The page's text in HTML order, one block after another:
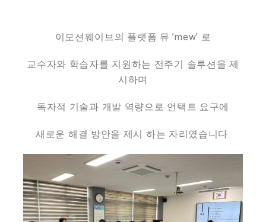
이모션웨이브의 플랫폼 뮤 ’mew’ 로
교수자와 학습자를 지원하는 전주기 솔루션을 제
시하며
독자적 기술과 개발 역량으로 언택트 요구에
새로운 해결 방안을 제시 하는 자리였습니다.